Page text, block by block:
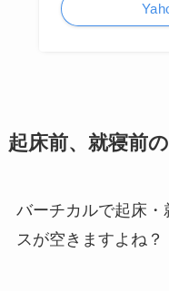
起床前、就寝前
バーチカルで起床
スが空きますよね？